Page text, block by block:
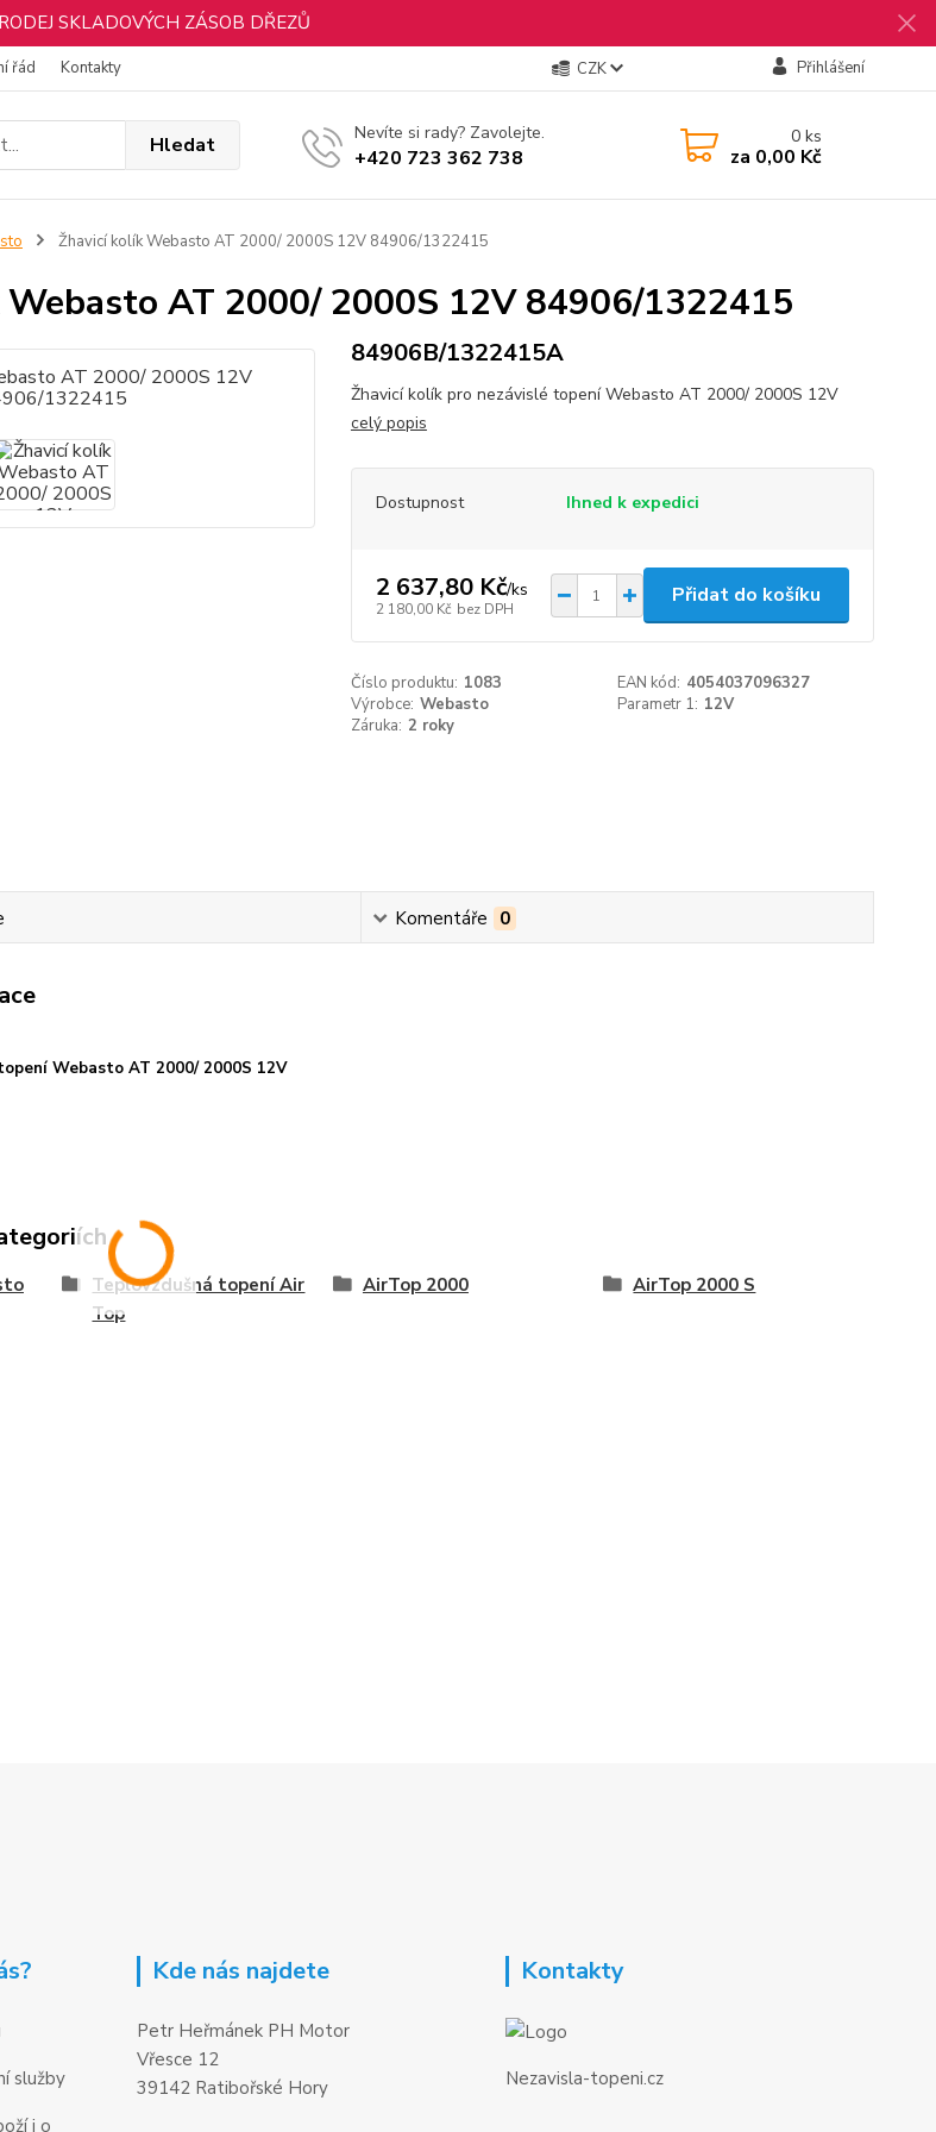
SKLADOVÝCH ZÁSOB DŘEZŮ
řád Kontakty CZK Přihlášení
Hledat Nevíte si rady? Zavolejte.
+420 723 362 738
0ks
za 0,00 Kč
Žhavicí kolík Webasto AT 2000/ 2000S 12V 84906/1322415
AT 2000/ 2000S 12V 84906/1322415
84906B/1322415A
Žhavicí kolík pro nezávislé topení Webasto AT 2000/ 2000S 12V
celý popis
Dostupnost Ihned k expedici
2 637,80 Kč/ks
2 180,00 Kč bez DPH
Přidat do košíku
Číslo produktu: 1083 EAN kód: 4054037096327
Výrobce: Webasto Parametr 1: 12V
Záruka: 2 roky
Komentáře 0
Webasto AT 2000/ 2000S 12V
Teplovzdušná topení Air
Top
AirTop 2000 AirTop 2000 S
služby
i o
Kde nás najdete
Petr Heřmánek PH Motor
Vřesce 12
39142 Ratibořské Hory
Kontakty
Nezavisla-topeni.cz